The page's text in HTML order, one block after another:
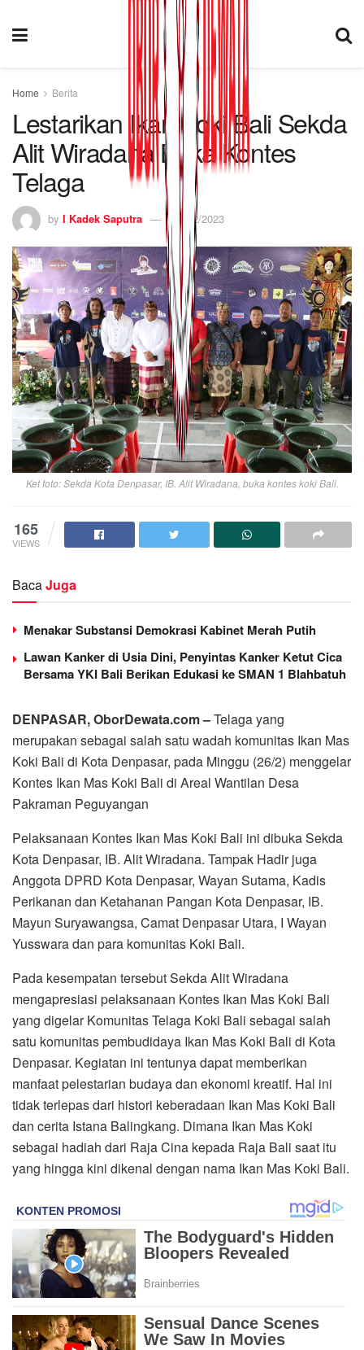
Home Berita
Lestarikan Ikan Koki Bali Sekda
Alit Wiradana Buka Kontes
Telaga
by I Kadek Saputra 26/02/2023
Ket foto: Sekda Kota Denpasar, IB. Alit Wiradana, buka kontes koki Bali.
165
VIEWS
BacaJuga
Menakar Substansi Demokrasi Kabinet Merah Putih
Lawan Kanker di Usia Dini, Penyintas Kanker Ketut Cica
Bersama YKI Bali Berikan Edukasi ke SMAN 1 Blahbatuh
DENPASAR, OborDewata.com –Telaga yang
merupakan sebagai salah satu wadah komunitas Ikan Mas
Koki Bali di Kota Denpasar, pada Minggu (26/2) menggelar
Kontes Ikan Mas Koki Bali di Areal Wantilan Desa
Pakraman Peguyangan
Pelaksanaan Kontes Ikan Mas Koki Bali ini dibuka Sekda
Kota Denpasar, IB. Alit Wiradana. Tampak Hadir juga
Anggota DPRD Kota Denpasar, Wayan Sutama, Kadis
Perikanan dan Ketahanan Pangan Kota Denpasar, IB.
Mayun Suryawangsa, Camat Denpasar Utara, I Wayan
Yusswara dan para komunitas Koki Bali.
Pada kesempatan tersebut Sekda Alit Wiradana
mengapresiasi pelaksanaan Kontes Ikan Mas Koki Bali
yang digelar Komunitas Telaga Koki Bali sebagai salah
satu komunitas pembudidaya Ikan Mas Koki Bali di Kota
Denpasar. Kegiatan ini tentunya dapat memberikan
manfaat pelestarian budaya dan ekonomi kreatif. Hal ini
tidak terlepas dari histori keberadaan Ikan Mas Koki Bali
dan cerita Istana Balingkang. Dimana Ikan Mas Koki
sebagai hadiah dari Raja Cina kepada Raja Bali saat itu
yang hingga kini dikenal dengan nama Ikan Mas Koki Bali.